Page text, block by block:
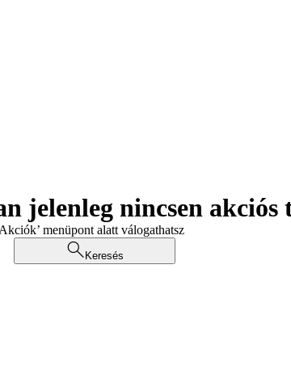
jelenleg nincsen akciós
menüpont alatt válogathatsz
Keresés